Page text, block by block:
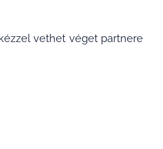
vethet véget partnere